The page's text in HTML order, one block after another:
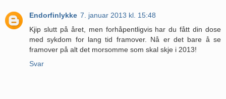
Endorfinlykke 7. januar 2013 kl. 15:48
Kjip slutt på året, men forhåpentligvis har du fått din dose
med sykdom for lang tid framover. Nå er det bare å se
framover på alt det morsomme som skal skje i 2013!
Svar